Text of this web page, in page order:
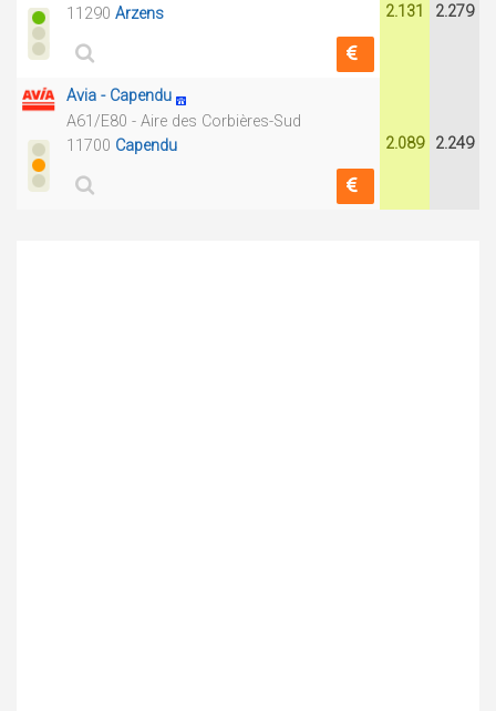
11290 Arzens 2.131 2.279
Avia - Capendu
A61/E80 - Aire des Corbières-Sud
11700 Capendu 2.089 2.249